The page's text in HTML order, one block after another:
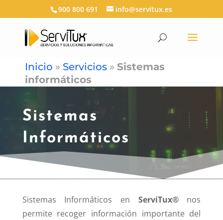
900 800 691 info@servitux.es
Inicio » Servicios» Sistemas
informáticos
Sistemas
Informáticos
Sistemas Informáticos en ServiTux®nos
permite recoger información importante del